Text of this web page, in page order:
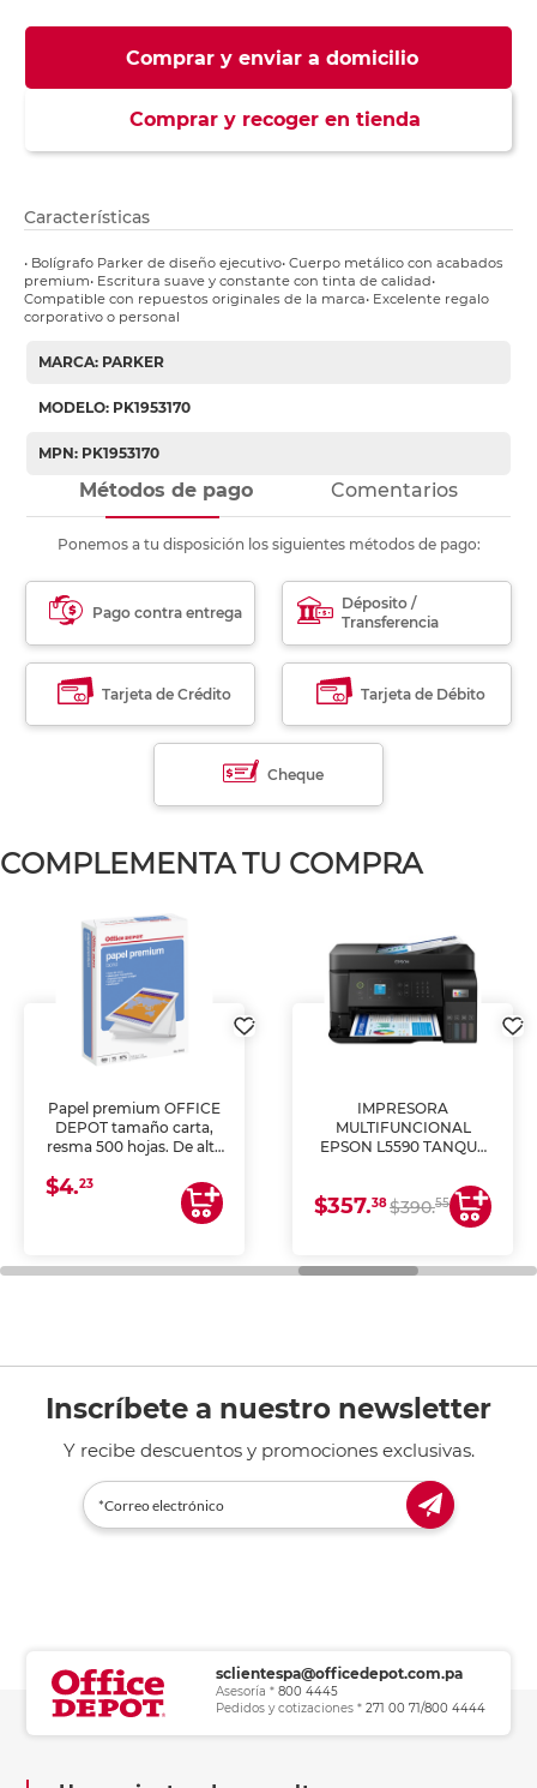
Comprar y enviar a domicilio
Comprar y recoger en tienda
Características
• Bolígrafo Parker de diseño ejecutivo• Cuerpo metálico con acabados
premium• Escritura suave y constante con tinta de calidad•
Compatible con repuestos originales de la marca• Excelente regalo
corporativo o personal
MARCA: PARKER
MODELO: PK1953170
MPN: PK1953170
Métodos de pago Comentarios
Ponemos a tu disposición los siguientes métodos de pago:
Pago contra entrega
Déposito /
Transferencia
Tarjeta de Crédito Tarjeta de Débito
Cheque
COMPLEMENTA TU COMPRA
Papel premium OFFICE
DEPOT tamaño carta,
resma 500 hojas. De alta
uniforme, ideal para
impresoras de inyección
de tinta y láser,
general de oficina.
$4.23
IMPRESORA
MULTIFUNCIONAL
EPSON L5590 TANQUE
COPIA Y ESCANEA)
$357.38$390.55
Inscríbete a nuestro newsletter
Y recibe descuentos y promociones exclusivas.
sclientespa@officedepot.com.pa
Asesoría * 800 4445
Pedidos y cotizaciones * 271 00 71/800 4444